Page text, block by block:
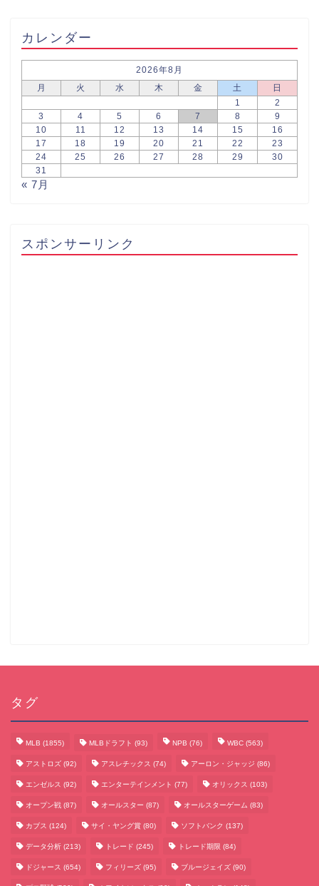
カレンダー
2026年8月
月
火 水 木 金 土
日
1
2
3
4 5 6 7 8
9
10
11 12 13 14 15
16
17
18 19 20 21 22
23
24
25 26 27 28 29
30
31
« 7月
スポンサーリンク
タグ
MLB (1855) MLBドラフト (93) NPB (76) WBC (563)
アストロズ (92) アスレチックス (74) アーロン・ジャッジ (86)
エンゼルス (92) エンターテインメント (77) オリックス (103)
オープン戦 (87) オールスター (87) オールスターゲーム (83)
カブス (124) サイ・ヤング賞 (80) ソフトバンク (137)
データ分析 (213) トレード (245) トレード期限 (84)
ドジャース (654) フィリーズ (95) ブルージェイズ (90)